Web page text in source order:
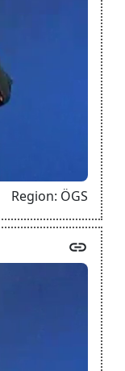
Region: ÖGS
link